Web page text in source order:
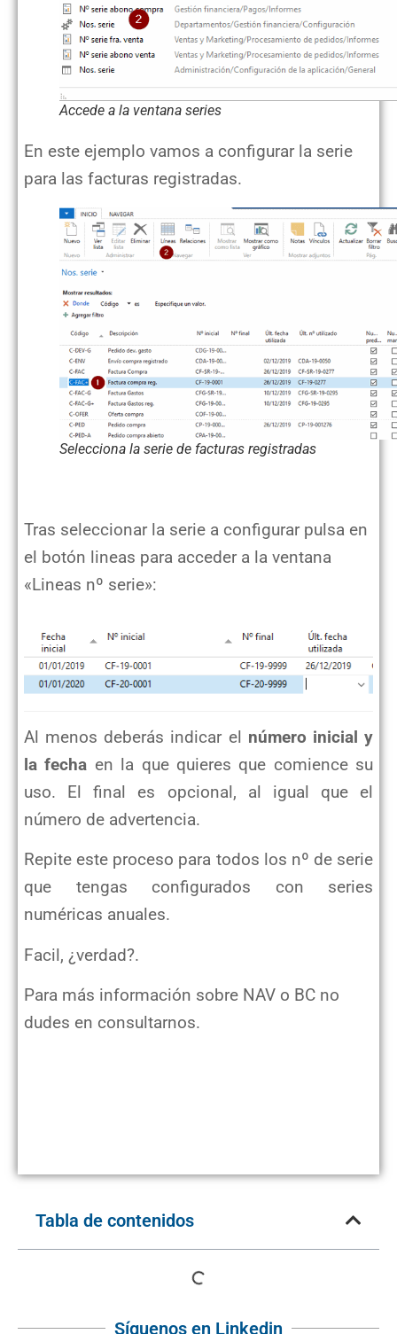
Accede a la ventana series
En este ejemplo vamos a configurar la serie
para las facturas registradas.
Selecciona la serie de facturas registradas
Tras seleccionar la serie a configurar pulsa en
el botón lineas para acceder a la ventana
«Lineas nº serie»:
Al menos deberás indicar el número inicial y
la fecha en la que quieres que comience su
uso. El final es opcional, al igual que el
número de advertencia.
Repite este proceso para todos los nº de serie
que tengas configurados con series
numéricas anuales.
Facil, ¿verdad?.
Para más información sobre NAV o BC no
dudes en consultarnos.
Tabla de contenidos
Síguenos en Linkedin